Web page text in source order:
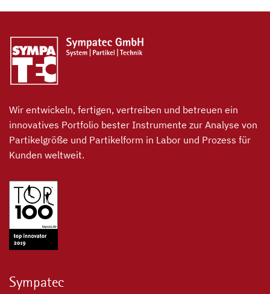
Wir entwickeln, fertigen, vertreiben und betreuen ein
innovatives Portfolio bester Instrumente zur Analyse von
Partikelgröße und Partikelform in Labor und Prozess für
Kunden weltweit.
Sympatec